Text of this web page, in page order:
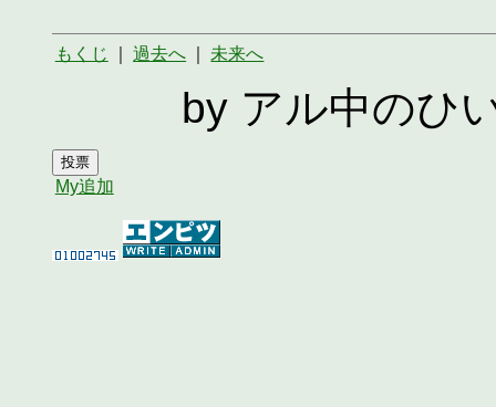
もくじ 過去へ 未来へ
by アル中のひ
My追加